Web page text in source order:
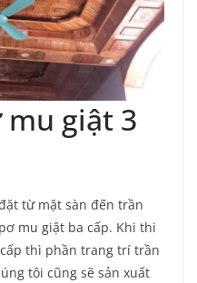
mu giật 3
từ mặt sàn đến trần
mu giật ba cấp. Khi thi
thì phần trang trí trần
tôi cũng sẽ sản xuất